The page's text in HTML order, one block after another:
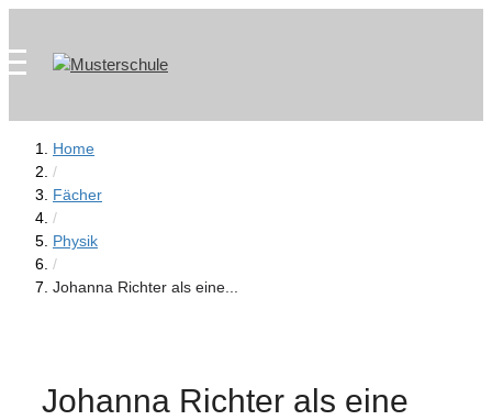
springen
content
Home
/
Fächer
/
Physik
/
Johanna Richter als eine...
Johanna Richter als eine